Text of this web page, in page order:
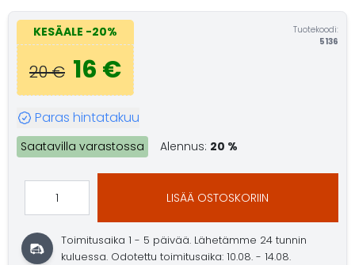
KESÄALE -20%
20 € 16 €
Tuotekoodi:
5136
Paras hintatakuu
Saatavilla varastossa Alennus: 20 %
LISÄÄ OSTOSKORIIN
Toimitusaika 1 - 5 päivää. Lähetämme 24 tunnin
kuluessa. Odotettu toimitusaika: 10.08. - 14.08.